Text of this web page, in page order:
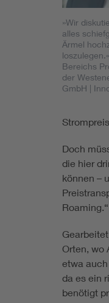
»Wir
alles
Ärmel
Bereichs
der
GmbH |
Doch
die hier
können –
Roaming.“
Orten, wo
etwa
da es ein
benötigt